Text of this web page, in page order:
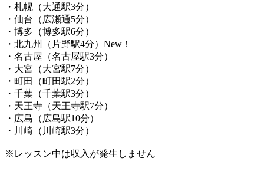
・札幌（大通駅3分）
・仙台（広瀬通5分）
・博多（博多駅6分）
・北九州（片野駅4分）New！
・名古屋（名古屋駅3分）
・大宮（大宮駅7分）
・町田（町田駅2分）
・千葉（千葉駅3分）
・天王寺（天王寺駅7分）
・広島（広島駅10分）
・川崎（川崎駅3分）
※レッスン中は収入が発生しません